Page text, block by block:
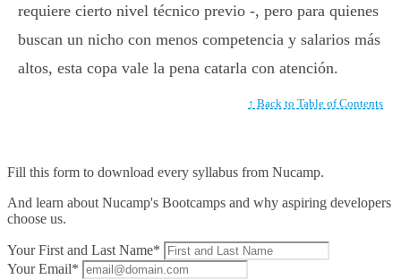
requiere cierto nivel técnico previo -, pero para quienes
buscan un nicho con menos competencia y salarios más
altos, esta copa vale la pena catarla con atención.
↑ Back to Table of Contents
Fill this form to download every syllabus from Nucamp.
And learn about Nucamp's Bootcamps and why aspiring developers
choose us.
Your First and Last Name*
Your Email*